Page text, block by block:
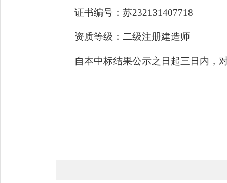
证书编号： 苏232131407718
资质等级： 二级注册建造师
自本中标结果公示之日起三日内，